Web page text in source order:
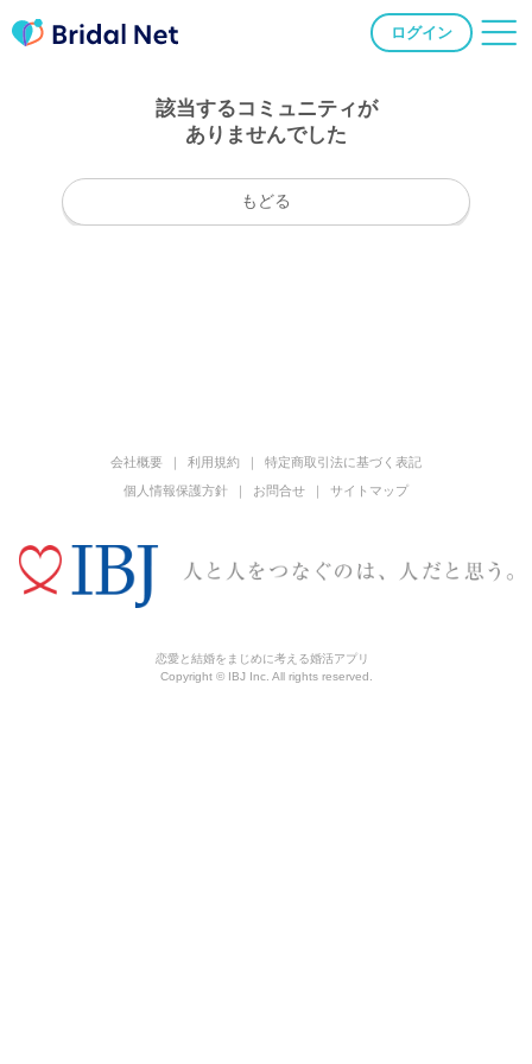
ログイン
該当するコミュニティが
ありませんでした
もどる
会社概要 利用規約
特定商取引法に基づく表記
個人情報保護方針
お問合せ サイトマップ
恋愛と結婚をまじめに考える婚活アプリ
Copyright © IBJ Inc. All rights reserved.